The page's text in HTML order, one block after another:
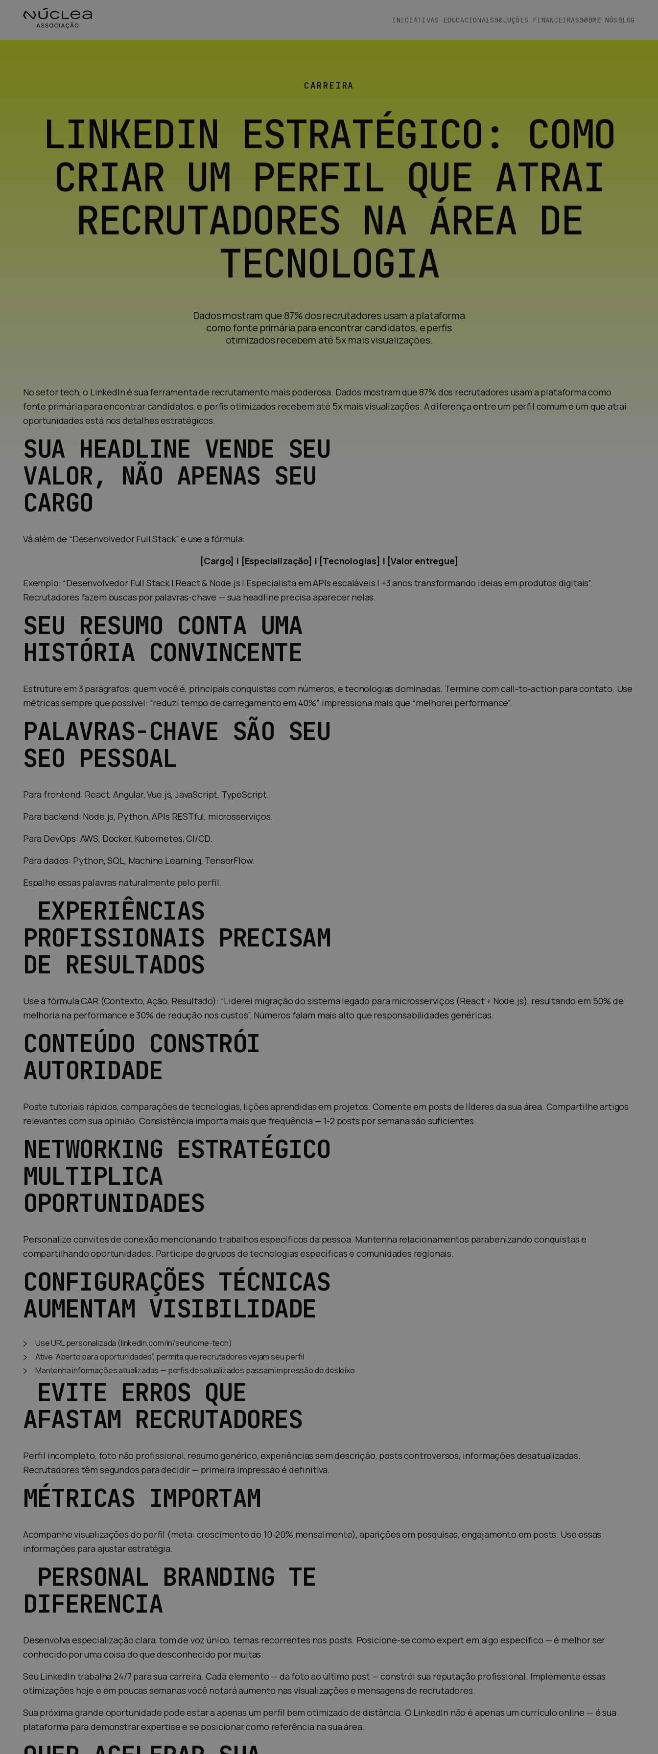
INICIATIVAS EDUCACIONAISSOLUÇÕES FINANCEIRASSOBRE NÓS BLOG
CARREIRA
LINKEDIN ESTRATÉGICO: COMO
CRIAR UM PERFIL QUE ATRAI
RECRUTADORES NA ÁREA DE
TECNOLOGIA
Dados mostram que 87% dos recrutadores usam a plataforma
como fonte primária para encontrar candidatos, e perfis
otimizados recebem até 5x mais visualizações.
No setor tech, o LinkedIn é sua ferramenta de recrutamento mais poderosa. Dados mostram que 87% dos recrutadores usam a plataforma como
fonte primária para encontrar candidatos, e perfis otimizados recebem até 5x mais visualizações. A diferença entre um perfil comum e um que atrai
oportunidades está nos detalhes estratégicos.
SUA HEADLINE VENDE SEU
VALOR, NÃO APENAS SEU
CARGO
Vá além de “Desenvolvedor Full Stack” e use a fórmula:
[Cargo] | [Especialização] | [Tecnologias] | [Valor entregue]
Exemplo: “Desenvolvedor Full Stack | React & Node.js | Especialista em APIs escaláveis | +3 anos transformando ideias em produtos digitais”.
Recrutadores fazem buscas por palavras-chave — sua headline precisa aparecer nelas.
SEU RESUMO CONTA UMA
HISTÓRIA CONVINCENTE
Estruture em 3 parágrafos: quem você é, principais conquistas com números, e tecnologias dominadas. Termine com call-to-action para contato. Use
métricas sempre que possível: “reduzi tempo de carregamento em 40%” impressiona mais que “melhorei performance”.
PALAVRAS-CHAVE SÃO SEU
SEO PESSOAL
Para frontend: React, Angular, Vue.js, JavaScript, TypeScript.
Para backend: Node.js, Python, APIs RESTful, microsserviços.
Para DevOps: AWS, Docker, Kubernetes, CI/CD.
Para dados: Python, SQL, Machine Learning, TensorFlow.
Espalhe essas palavras naturalmente pelo perfil.
EXPERIÊNCIAS
PROFISSIONAIS PRECISAM
DE RESULTADOS
Use a fórmula CAR (Contexto, Ação, Resultado): “Liderei migração do sistema legado para microsserviços (React + Node.js), resultando em 50% de
melhoria na performance e 30% de redução nos custos”. Números falam mais alto que responsabilidades genéricas.
CONTEÚDO CONSTRÓI
AUTORIDADE
Poste tutoriais rápidos, comparações de tecnologias, lições aprendidas em projetos. Comente em posts de líderes da sua área. Compartilhe artigos
relevantes com sua opinião. Consistência importa mais que frequência — 1-2 posts por semana são suficientes.
NETWORKING ESTRATÉGICO
MULTIPLICA
OPORTUNIDADES
Personalize convites de conexão mencionando trabalhos específicos da pessoa. Mantenha relacionamentos parabenizando conquistas e
compartilhando oportunidades. Participe de grupos de tecnologias específicas e comunidades regionais.
CONFIGURAÇÕES TÉCNICAS
AUMENTAM VISIBILIDADE
Use URL personalizada (linkedin.com/in/seunome-tech)
Ative “Aberto para oportunidades”, permita que recrutadores vejam seu perfil
Mantenha informações atualizadas — perfis desatualizados passam impressão de desleixo.
EVITE ERROS QUE
AFASTAM RECRUTADORES
Perfil incompleto, foto não profissional, resumo genérico, experiências sem descrição, posts controversos, informações desatualizadas.
Recrutadores têm segundos para decidir — primeira impressão é definitiva.
MÉTRICAS IMPORTAM
Acompanhe visualizações do perfil (meta: crescimento de 10-20% mensalmente), aparições em pesquisas, engajamento em posts. Use essas
informações para ajustar estratégia.
PERSONAL BRANDING TE
DIFERENCIA
Desenvolva especialização clara, tom de voz único, temas recorrentes nos posts. Posicione-se como expert em algo específico — é melhor ser
conhecido por uma coisa do que desconhecido por muitas.
Seu LinkedIn trabalha 24/7 para sua carreira. Cada elemento — da foto ao último post — constrói sua reputação profissional. Implemente essas
otimizações hoje e em poucas semanas você notará aumento nas visualizações e mensagens de recrutadores.
Sua próxima grande oportunidade pode estar a apenas um perfil bem otimizado de distância. O LinkedIn não é apenas um currículo online — é sua
plataforma para demonstrar expertise e se posicionar como referência na sua área.